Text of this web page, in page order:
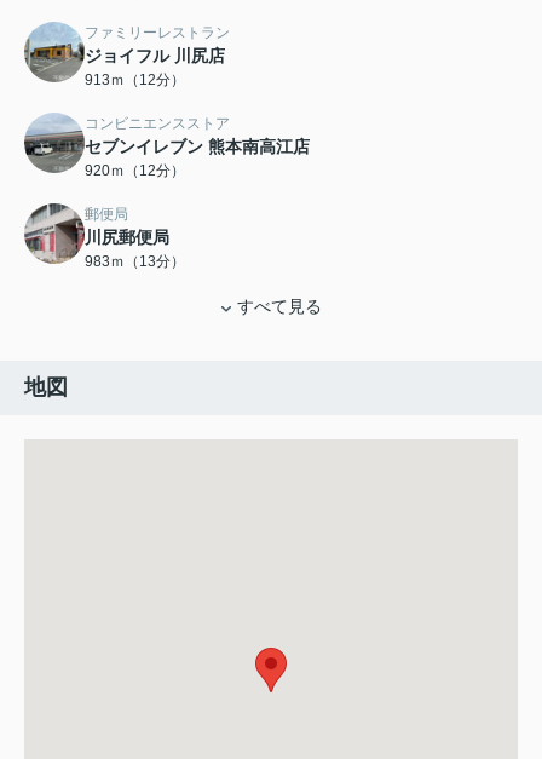
ファミリーレストラン
ジョイフル 川尻店
913ｍ（12分）
コンビニエンスストア
セブンイレブン 熊本南高江店
920ｍ（12分）
郵便局
川尻郵便局
983ｍ（13分）
すべて見る
地図